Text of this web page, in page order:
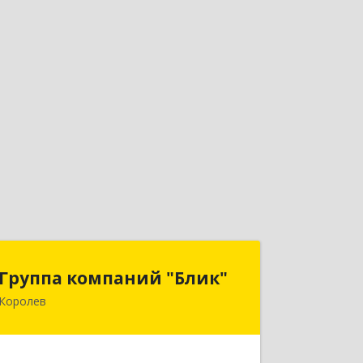
Группа компаний "Блик"
Королев
Группа компаний "Блик"
141077, Московская обл, Королев г,